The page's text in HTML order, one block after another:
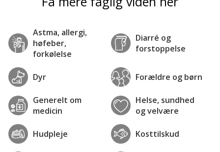
Astma, allergi,
høfeber,
forkølelse
Diarré og
forstoppelse
Dyr Forældre og børn
Generelt om
medicin
Helse, sundhed
og velvære
Hudpleje Kosttilskud